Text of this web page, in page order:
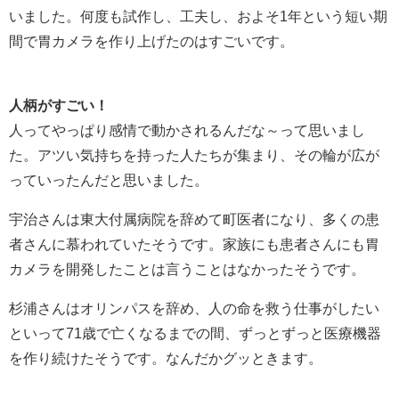
いました。何度も試作し、工夫し、およそ1年という短い期
間で胃カメラを作り上げたのはすごいです。
人柄がすごい！
人ってやっぱり感情で動かされるんだな～って思いまし
た。アツい気持ちを持った人たちが集まり、その輪が広が
っていったんだと思いました。
宇治さんは東大付属病院を辞めて町医者になり、多くの患
者さんに慕われていたそうです。家族にも患者さんにも胃
カメラを開発したことは言うことはなかったそうです。
杉浦さんはオリンパスを辞め、人の命を救う仕事がしたい
といって71歳で亡くなるまでの間、ずっとずっと医療機器
を作り続けたそうです。なんだかグッときます。